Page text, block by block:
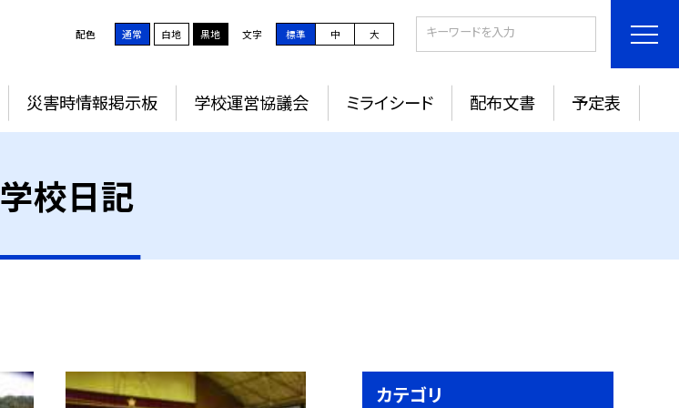
配色 通常 白地 黒地 文字 標準 中 大
災害時情報掲示板 学校運営協議会 ミライシード 配布文書 予定表
学校日記
カテゴリ